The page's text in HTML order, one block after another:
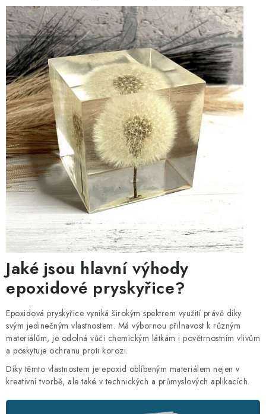
Jaké jsou hlavní výhody
epoxidové pryskyřice?
Epoxidová pryskyřice vyniká širokým spektrem využití právě díky
svým jedinečným vlastnostem. Má výbornou přilnavost k různým
materiálům, je odolná vůči chemickým látkám i povětrnostním vlivům
a poskytuje ochranu proti korozi.
Díky těmto vlastnostem je epoxid oblíbeným materiálem nejen v
kreativní tvorbě, ale také v technických a průmyslových aplikacích.